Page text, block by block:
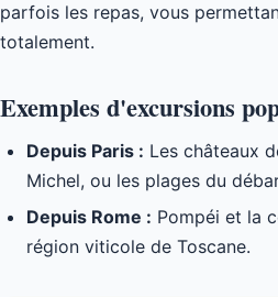
parfois les repas, vous
totalement.
Exemples d'excursions
Depuis Paris : Les châteaux
Michel, ou les plages du
Depuis Rome : Pompéi et la
région viticole de Toscane.